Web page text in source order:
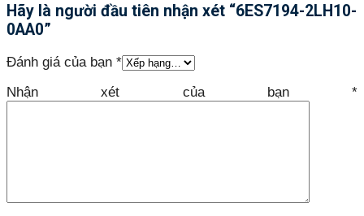
Hãy là người đầu tiên nhận xét “6ES7194-2LH10-
0AA0”
Đánh giá của bạn *
Nhận xét của bạn *